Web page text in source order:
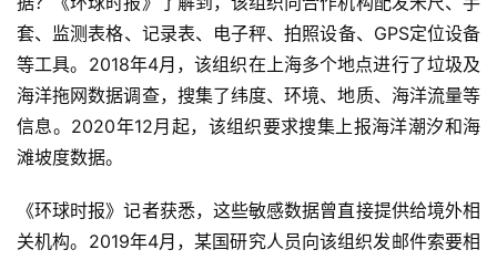
套、监测表格、记录表、电子秤、拍照设备、GPS定位设备
等工具。2018年4月，该组织在上海多个地点进行了垃圾及
海洋拖网数据调查，搜集了纬度、环境、地质、海洋流量等
信息。2020年12月起，该组织要求搜集上报海洋潮汐和海
滩坡度数据。
《环球时报》记者获悉，这些敏感数据曾直接提供给境外相
关机构。2019年4月，某国研究人员向该组织发邮件索要相